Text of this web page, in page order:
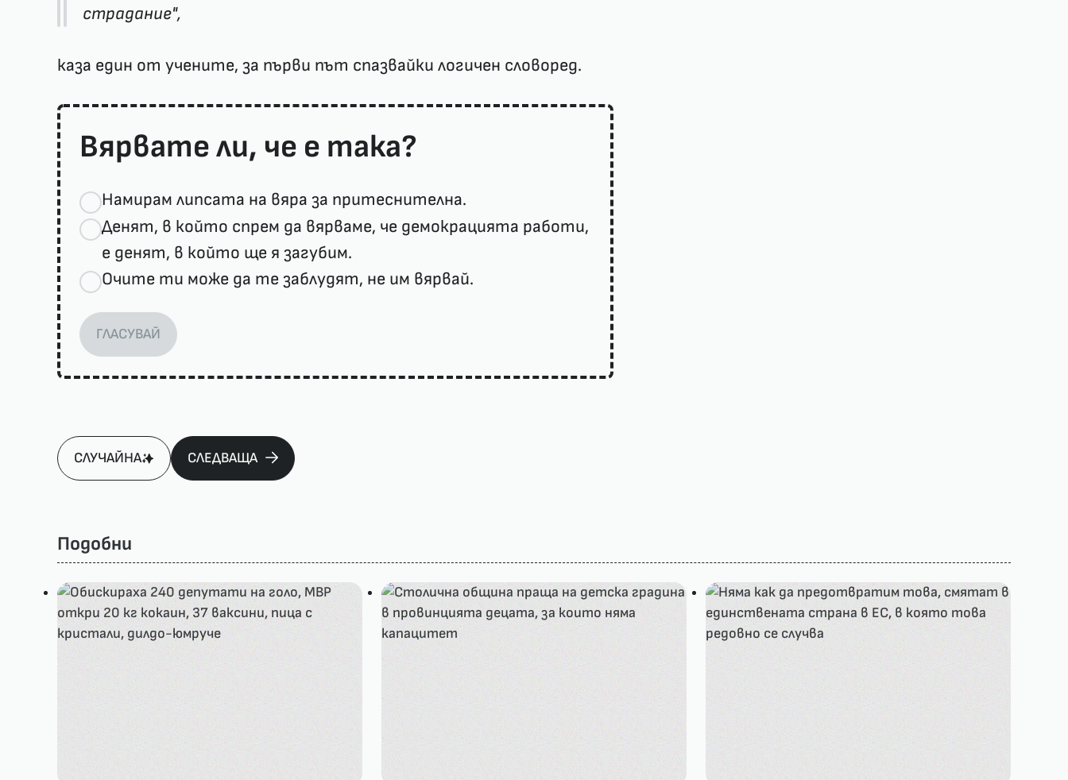
страдание",
каза един от учените, за първи път спазвайки логичен словоред.
Вярвате ли, че е така?
Намирам липсата на вяра за притеснителна.
Денят, в който спрем да вярваме, че демокрацията работи,
е денят, в който ще я загубим.
Очите ти може да те заблудят, не им вярвай.
ГЛАСУВАЙ
СЛУЧАЙНА СЛЕДВАЩА
Подобни